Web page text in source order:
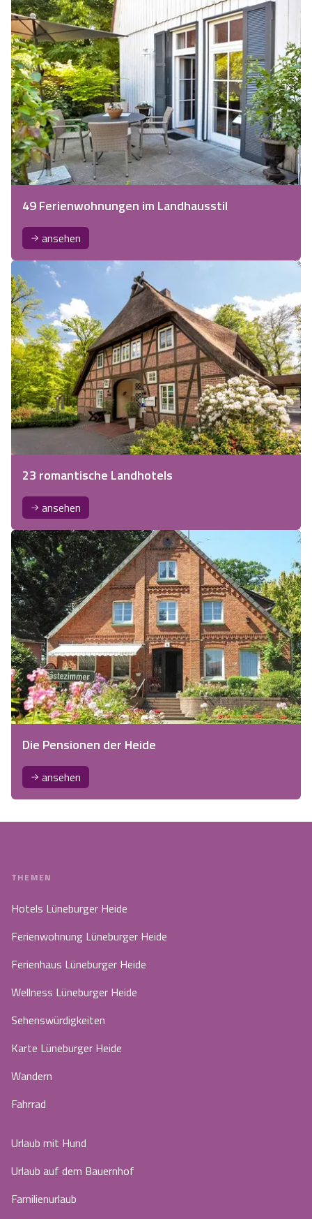
49 Ferienwohnungen im Landhausstil
ansehen
23 romantische Landhotels
ansehen
Die Pensionen der Heide
ansehen
THEMEN
Hotels Lüneburger Heide
Ferienwohnung Lüneburger Heide
Ferienhaus Lüneburger Heide
Wellness Lüneburger Heide
Sehenswürdigkeiten
Karte Lüneburger Heide
Wandern
Fahrrad
Urlaub mit Hund
Urlaub auf dem Bauernhof
Familienurlaub